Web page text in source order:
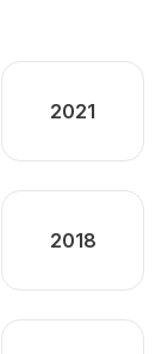
2021
2018